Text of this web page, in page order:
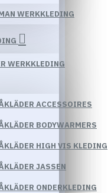
WERKKLEDING
WERKKLEDING
ACCESSOIRES
BODYWARMERS
HIGH VIS KLEDING
JASSEN
ONDERKLEDING